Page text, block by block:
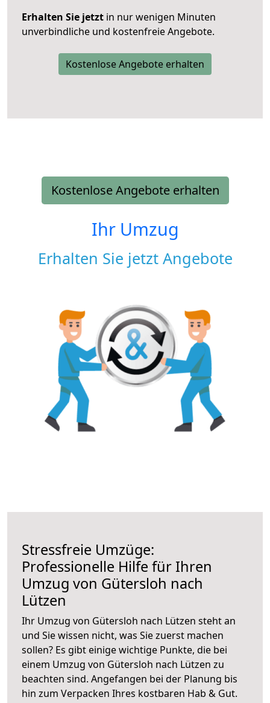
Erhalten Sie jetzt in nur wenigen Minuten
unverbindliche und kostenfreie Angebote.
Kostenlose Angebote erhalten
Kostenlose Angebote erhalten
Ihr Umzug
Erhalten Sie jetzt Angebote
Stressfreie Umzüge:
Professionelle Hilfe für Ihren
Umzug von Gütersloh nach
Lützen
Ihr Umzug von Gütersloh nach Lützen steht an
und Sie wissen nicht, was Sie zuerst machen
sollen? Es gibt einige wichtige Punkte, die bei
einem Umzug von Gütersloh nach Lützen zu
beachten sind. Angefangen bei der Planung bis
hin zum Verpacken Ihres kostbaren Hab & Gut.